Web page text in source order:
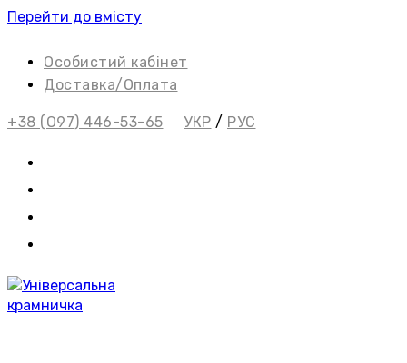
Перейти до вмісту
Особистий кабінет
Доставка/Оплата
+38 (О97) 446-53-65 УКР / РУС